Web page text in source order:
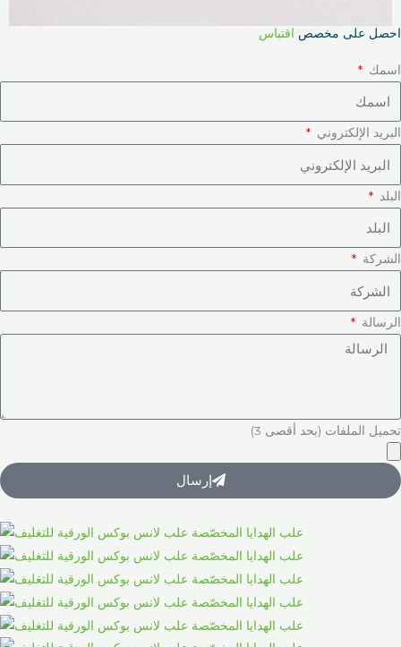
احصل على مخصص اقتباس
اسمك
البريد الإلكتروني
البلد
الشركة
الرسالة
تحميل الملفات (بحد أقصى 3)
إرسال